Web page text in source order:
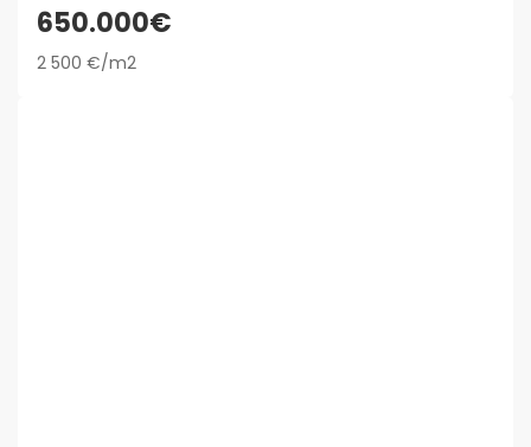
650.000€
2 500 €/m2